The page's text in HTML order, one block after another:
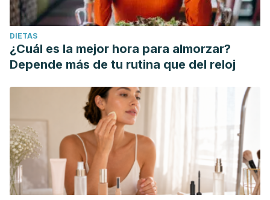
DIETAS
¿Cuál es la mejor hora para almorzar?
Depende más de tu rutina que del reloj